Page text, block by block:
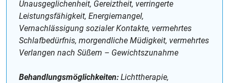
Unausgeglichenheit, Gereiztheit, verringerte
Leistungsfähigkeit, Energiemangel,
Vernachlässigung sozialer Kontakte, vermehrtes
Schlafbedürfnis, morgendliche Müdigkeit, vermehrtes
Verlangen nach Süßem – Gewichtszunahme
Behandlungsmöglichkeiten: Lichttherapie,